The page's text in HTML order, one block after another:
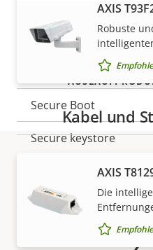
Security
Secure Boot
Secure keystore
Allgemein
Remote-Fokus
MEHR
AXIS
Robuste
Kabel und
AXIS
Die